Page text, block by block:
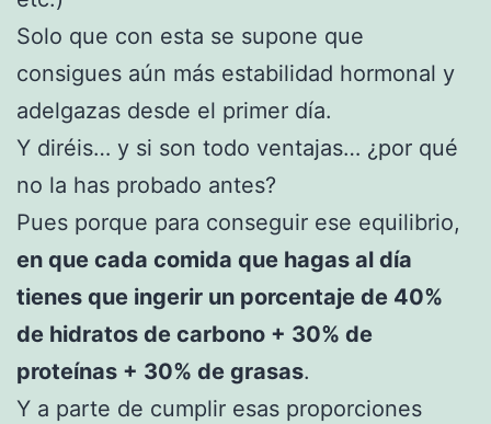
Solo que con esta se supone que
consigues aún más estabilidad hormonal y
adelgazas desde el primer día.
Y diréis… y si son todo ventajas… ¿por qué
no la has probado antes?
Pues porque para conseguir ese equilibrio,
en que cada comida que hagas al día
tienes que ingerir un porcentaje de 40%
de hidratos de carbono + 30% de
proteínas + 30% de grasas.
Y a parte de cumplir esas proporciones